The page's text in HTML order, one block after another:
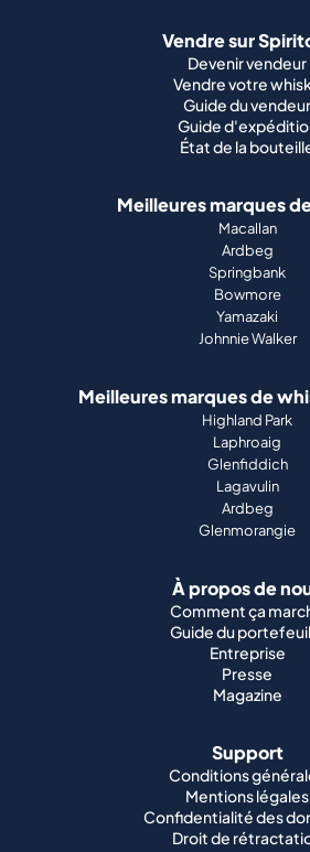
Meilleures marques
Macallan
Ardbeg
Springbank
Bowmore
Johnnie Walker
Meilleures marques de
Highland Park
Laphroaig
Glenfiddich
Lagavulin
Glenmorangie
À propos de nous
Comment ça
Guide du
Entreprise
Presse
Support
Conditions
Mentions légales
Confidentialité des
Droit de
Emplois
Whisky mondial
Whisky japonais
Whisky irlandais